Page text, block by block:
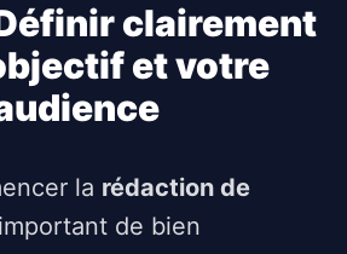
clairement
et votre
la rédaction de
de bien